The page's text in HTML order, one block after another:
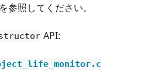
参照してください。
API: